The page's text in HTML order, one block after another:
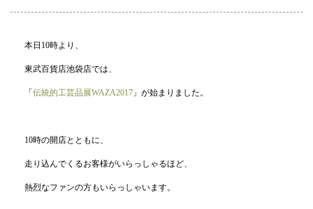
本日10時より、
東武百貨店池袋店では、
「 伝統的工芸品展WAZA2017 」が始まりました。
10時の開店とともに、
走り込んでくるお客様がいらっしゃるほど、
熱烈なファンの方もいらっしゃいます。